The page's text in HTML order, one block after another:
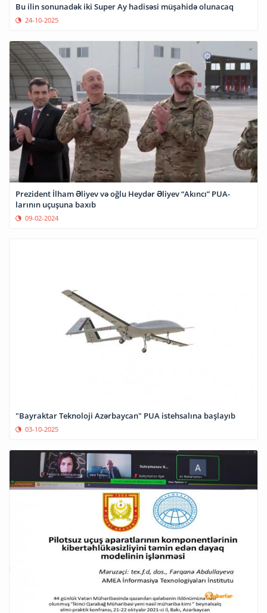
Bu ilin sonunadək iki Super Ay hadisəsi müşahidə olunacaq
24-10-2025
Prezident İlham Əliyev və oğlu Heydər Əliyev “Akıncı” PUA-
larının uçuşuna baxıb
09-02-2024
"Bayraktar Teknoloji Azərbaycan" PUA istehsalına başlayıb
03-10-2025